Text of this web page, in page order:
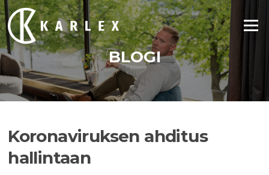
Siirry
suoraan
sisältöön
Valikko
BLOGI
Koronaviruksen ahditus
hallintaan